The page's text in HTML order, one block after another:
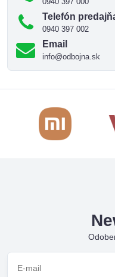
Telefón
0940 397 002
Email
info@odbojna.sk